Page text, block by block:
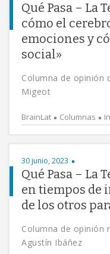
Qué Pasa – La
cómo el
emociones y
social»
Columna de opinión
Migeot
BrainLat Columnas
30 junio, 2023
Qué Pasa – La
en tiempos de
de los otros
Columna de opinión
Agustín Ibáñez